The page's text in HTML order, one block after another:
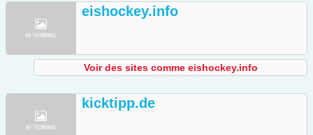
eishockey.info
Voir des sites comme eishockey.info
kicktipp.de